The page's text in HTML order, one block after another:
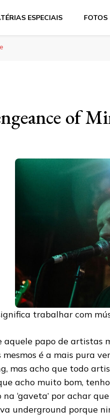
ESPECIAIS FOTOS
of
trabalhar com
aquele papo de artistas
mesmos é a mais pura
mas acho que todo
acho muito bom,
‘gaveta’ por achar
underground porque